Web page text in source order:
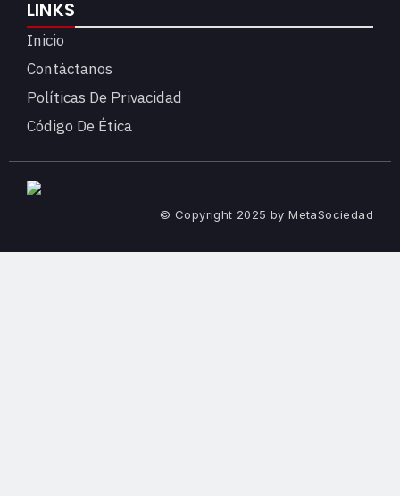
LINKS
Inicio
Contáctanos
Políticas De Privacidad
Código De Ética
© Copyright 2025 by MetaSociedad